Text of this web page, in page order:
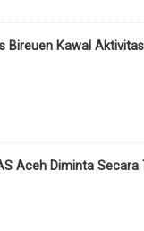
Bireuen Kawal
Aceh Diminta Secara